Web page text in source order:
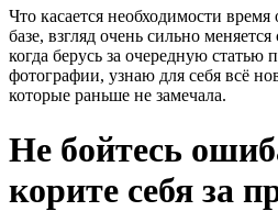
Что касается необходимости
базе, взгляд очень сильно
когда берусь за очередную статью
фотографии, узнаю для себя всё
которые раньше не замечала.
Не бойтесь
корите себя за